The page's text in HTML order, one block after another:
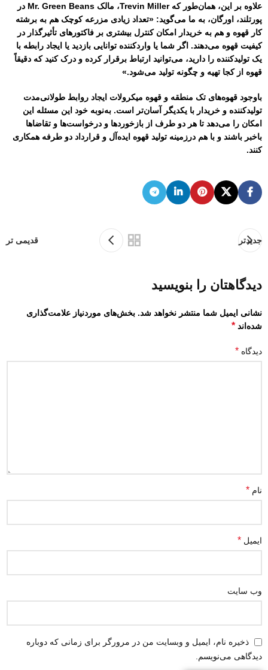
علاوه بر این، همان‌طور که Trevin Miller، مالک Mr. Green Beans در
پورتلند، اورگان، به ما می‌گوید: «تعداد زیادی مزرعه کوچک هم به برشته
کار قهوه و هم به خریدار امکان کنترل بیشتری بر فاکتورهای تأثیرگذار در
کیفیت قهوه می‌دهند. اگر شما یا واردکننده توانایی بازدید یا ایجاد رابطه با
یک تولیدکننده را دارید، می‌توانید ارتباط برقرار کرده و درک کنید که دقیقاً
قهوه از کجا تهیه و چگونه تولید می‌شود.»
باوجود قهوه‌های تک منطقه و قهوه‌ میکرولات ایجاد روابط طولانی‌مدت
تولیدکننده و خریدار با یکدیگر آسان‌تر است. به‌نوبه خود این مسئله این
امکان را می‌دهد تا هر دو طرف از بازخوردها و درخواست‌ها و تقاضاها
باخبر باشند و با هم درزمینه تولید قهوه اید‌ه‌آل و قرارداد دو طرفه همکاری
کنند.
جدیدتر قدیمی تر
دیدگاهتان را بنویسید
نشانی ایمیل شما منتشر نخواهد شد. بخش‌های موردنیاز علامت‌گذاری
شده‌اند*
دیدگاه*
نام*
ایمیل*
وب‌ سایت
ذخیره نام، ایمیل و وبسایت من در مرورگر برای زمانی که دوباره
دیدگاهی می‌نویسم.